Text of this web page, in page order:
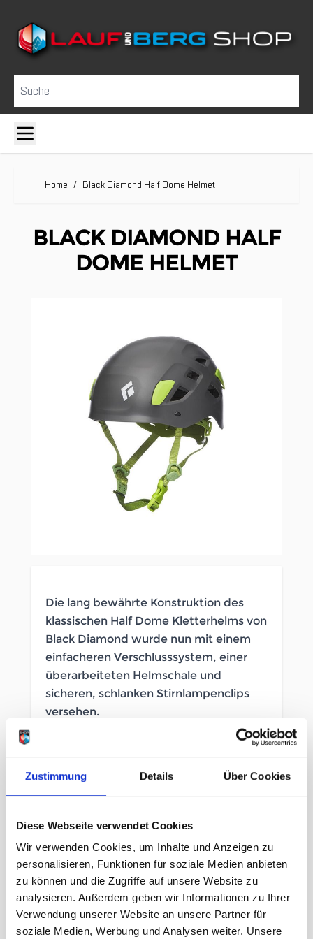
Zustimmung Details Über Cookies
Diese Webseite verwendet Cookies
Wir verwenden Cookies, um Inhalte und Anzeigen zu
personalisieren, Funktionen für soziale Medien anbieten
zu können und die Zugriffe auf unsere Website zu
analysieren. Außerdem geben wir Informationen zu Ihrer
Verwendung unserer Website an unsere Partner für
soziale Medien, Werbung und Analysen weiter. Unsere
Suche
Home / Black Diamond Half Dome Helmet
BLACK DIAMOND HALF
DOME HELMET
Die lang bewährte Konstruktion des
klassischen Half Dome Kletterhelms von
Black Diamond wurde nun mit einem
einfacheren Verschlusssystem, einer
überarbeiteten Helmschale und
sicheren, schlanken Stirnlampenclips
versehen.
Artikelnummer LB_164921014
Größe
S/M
UVP54,95 €
unser Preis ab:43,96 €